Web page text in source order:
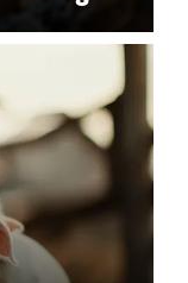
bietet
Sie
für die